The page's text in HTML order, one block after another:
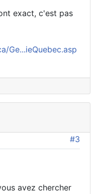
exact, c'est pas
Ge...ieQuebec.asp
#3
avez chercher